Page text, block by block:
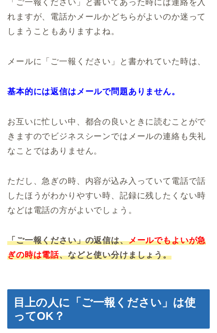
「ご一報ください」と書いてあった時には連絡を入
れますが、電話かメールかどちらがよいのか迷って
しまうこともありますよね。
メールに「ご一報ください」と書かれていた時は、
基本的には返信はメールで問題ありません。
お互いに忙しい中、都合の良いときに読むことがで
きますのでビジネスシーンではメールの連絡も失礼
なことではありません。
ただし、急ぎの時、内容が込み入っていて電話で話
したほうがわかりやすい時、記録に残したくない時
などは電話の方がよいでしょう。
「ご一報ください」の返信は、メールでもよいが急
ぎの時は電話、などと使い分けましょう。
目上の人に「ご一報ください」は使
ってOK？